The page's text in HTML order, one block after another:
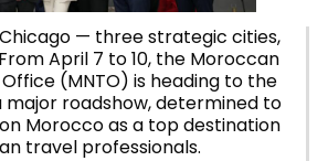
— three strategic cities,
April 7 to 10, the Moroccan
(MNTO) is heading to the
major roadshow, determined to
Morocco as a top destination
travel professionals.